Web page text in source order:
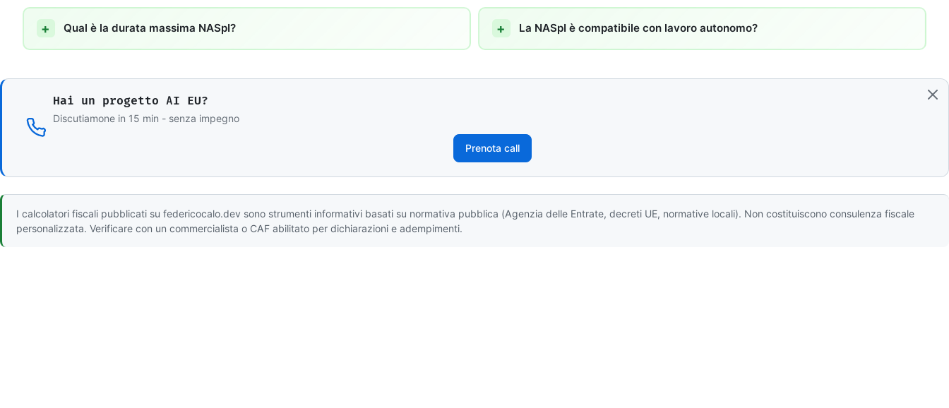
Qual è la durata massima NASpI? La NASpI è compatibile con lavoro autonomo?
Hai un progetto AI EU?
Discutiamone in 15 min - senza impegno
Prenota call
I calcolatori fiscali pubblicati su federicocalo.dev sono strumenti informativi basati su normativa pubblica (Agenzia delle Entrate, decreti UE, normative locali). Non costituiscono consulenza fiscale
personalizzata. Verificare con un commercialista o CAF abilitato per dichiarazioni e adempimenti.